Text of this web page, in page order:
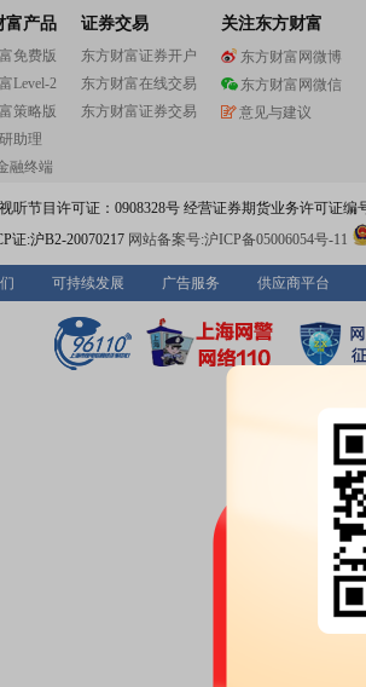
富产品
免费版
Level-2
策略版
助理
融终端
证券交易
东方财富证券开户
东方财富在线交易
东方财富证券交易
关注东方财富
东方财富网微博
东方财富网微信
意见与建议
听节目许可证：0908328号 经营证券期货业务许可证编
证:沪B2-20070217 网站备案号:沪ICP备05006054号-11
可持续发展 广告服务 供应商平台